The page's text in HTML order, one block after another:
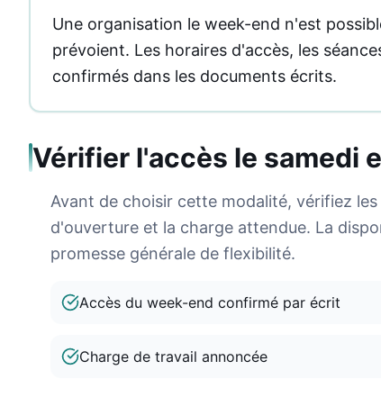
Une organisation le week-end n'est
prévoient. Les horaires d'accès, les
confirmés dans les documents écrits.
Vérifier l'accès le samedi
Avant de choisir cette modalité, vérifiez
d'ouverture et la charge attendue. La
promesse générale de flexibilité.
Accès du week-end confirmé par écrit
Charge de travail annoncée